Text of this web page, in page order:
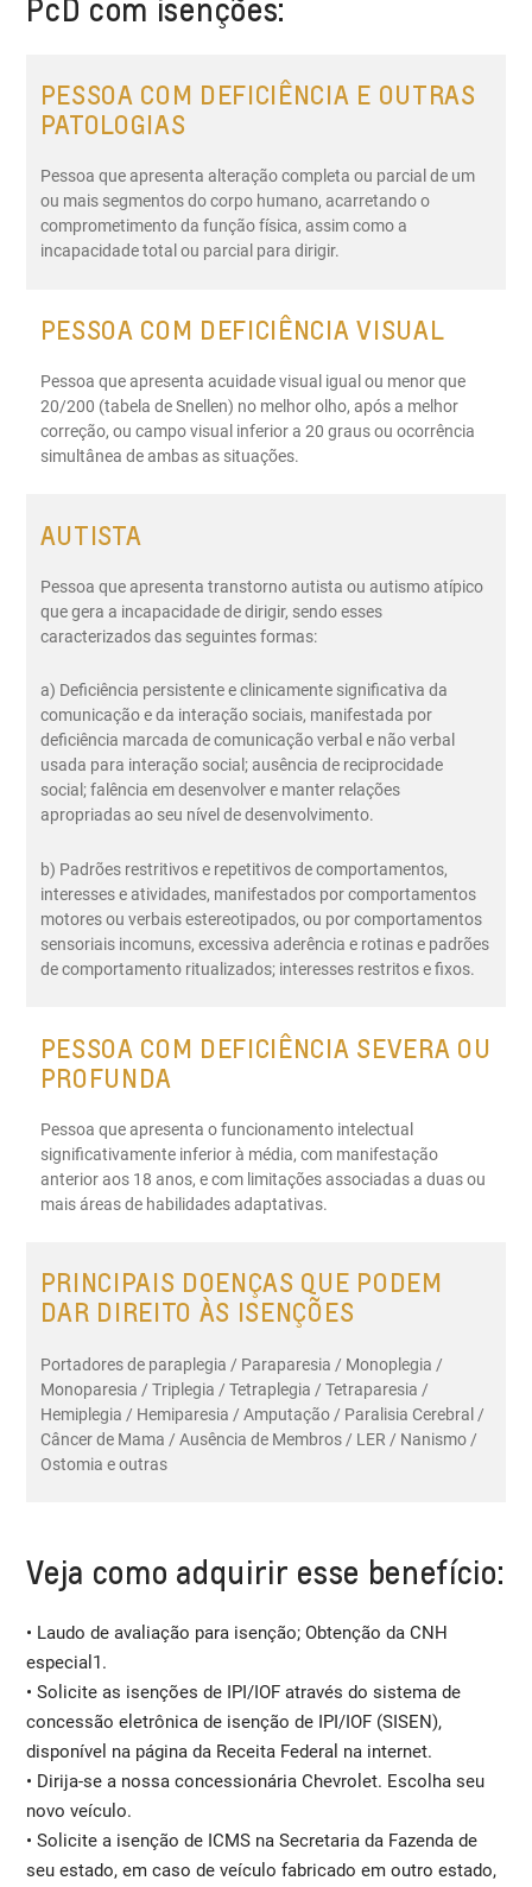
deficiência para a atividade. É necessário passar por
SUS ou clínica do DETRAN. O laudo médico definirá
deficiência e CID.
PcD com isenções:
PESSOA COM DEFICIÊNCIA E OUTRAS
PATOLOGIAS
Pessoa que apresenta alteração completa ou parcial de um
ou mais segmentos do corpo humano, acarretando o
comprometimento da função física, assim como a
incapacidade total ou parcial para dirigir.
PESSOA COM DEFICIÊNCIA VISUAL
Pessoa que apresenta acuidade visual igual ou menor que
20/200 (tabela de Snellen) no melhor olho, após a melhor
correção, ou campo visual inferior a 20 graus ou ocorrência
simultânea de ambas as situações.
AUTISTA
Pessoa que apresenta transtorno autista ou autismo atípico
que gera a incapacidade de dirigir, sendo esses
caracterizados das seguintes formas:
a) Deficiência persistente e clinicamente significativa da
comunicação e da interação sociais, manifestada por
deficiência marcada de comunicação verbal e não verbal
usada para interação social; ausência de reciprocidade
social; falência em desenvolver e manter relações
apropriadas ao seu nível de desenvolvimento.
b) Padrões restritivos e repetitivos de comportamentos,
interesses e atividades, manifestados por comportamentos
motores ou verbais estereotipados, ou por comportamentos
sensoriais incomuns, excessiva aderência e rotinas e padrões
de comportamento ritualizados; interesses restritos e fixos.
PESSOA COM DEFICIÊNCIA SEVERA OU
PROFUNDA
Pessoa que apresenta o funcionamento intelectual
significativamente inferior à média, com manifestação
anterior aos 18 anos, e com limitações associadas a duas ou
mais áreas de habilidades adaptativas.
PRINCIPAIS DOENÇAS QUE PODEM
DAR DIREITO ÀS ISENÇÕES
Portadores de paraplegia / Paraparesia / Monoplegia /
Monoparesia / Triplegia / Tetraplegia / Tetraparesia /
Hemiplegia / Hemiparesia / Amputação / Paralisia Cerebral /
Câncer de Mama / Ausência de Membros / LER / Nanismo /
Ostomia e outras
Veja como adquirir esse benefício:
• Laudo de avaliação para isenção; Obtenção da CNH
especial1.
• Solicite as isenções de IPI/IOF através do sistema de
concessão eletrônica de isenção de IPI/IOF (SISEN),
disponível na página da Receita Federal na internet.
• Dirija-se a nossa concessionária Chevrolet. Escolha seu
novo veículo.
• Solicite a isenção de ICMS na Secretaria da Fazenda de
seu estado, em caso de veículo fabricado em outro estado,